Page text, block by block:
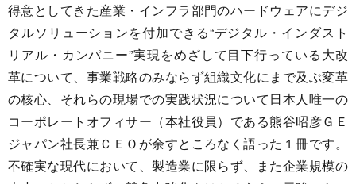
得意としてきた産業・インフラ部門のハードウェアにデジ
タルソリューションを付加できる“デジタル・インダスト
リアル・カンパニー”実現をめざして目下行っている大改
革について、事業戦略のみならず組織文化にまで及ぶ変革
の核心、それらの現場での実践状況について日本人唯一の
コーポレートオフィサー（本社役員）である熊谷昭彦ＧＥ
ジャパン社長兼ＣＥＯが余すところなく語った１冊です。
不確実な現代において、製造業に限らず、また企業規模の